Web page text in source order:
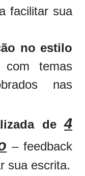
facilitar sua
no estilo
temas
nas
de4
– feedback
sua escrita.